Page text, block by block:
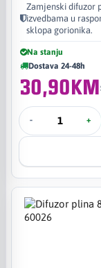
Zamjenski difuzor
izvedbama u
sklopa gorionika.
Na stanju
Dostava 24-48h
30,90KM
- +